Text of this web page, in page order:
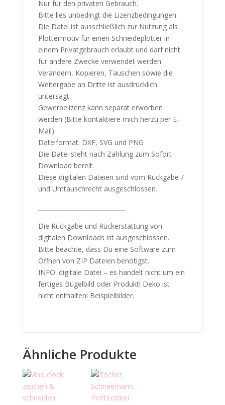
Nur für den privaten Gebrauch.
Bitte lies unbedingt die Lizenzbedingungen.
Die Datei ist ausschließlich zur Nutzung als
Plottermotiv für einen Schneideplotter in
einem Privatgebrauch erlaubt und darf nicht
für andere Zwecke verwendet werden.
Verändern, Kopieren, Tauschen sowie die
Weitergabe an Dritte ist ausdrücklich
untersagt.
Gewerbelizenz kann separat erworben
werden (Bitte kontaktiere mich herzu per E-
Mail).
Dateiformat: DXF, SVG und PNG
Die Datei steht nach Zahlung zum Sofort-
Download bereit.
Diese digitalen Dateien sind vom Rückgabe-/
und Umtauschrecht ausgeschlossen.
Die Rückgabe und Rückerstattung von
digitalen Downloads ist ausgeschlossen.
Bitte beachte, dass Du eine Software zum
Öffnen von ZIP Dateien benötigst.
INFO: digitale Datei – es handelt nicht um ein
fertiges Bügelbild oder Produkt! Deko ist
nicht enthalten! Beispielbilder.
Ähnliche Produkte